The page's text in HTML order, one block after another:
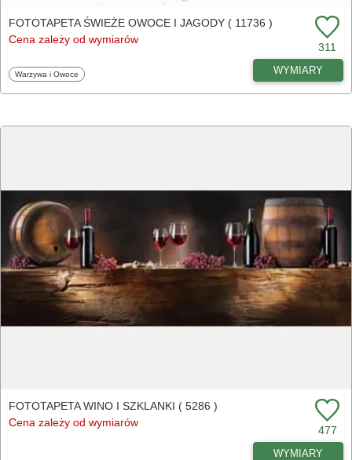
FOTOTAPETA ŚWIEŻE OWOCE I JAGODY ( 11736 )
Cena zależy od wymiarów
311
Fototapety
Warzywa i Owoce WYMIARY
FOTOTAPETA WINO I SZKLANKI ( 5286 )
Cena zależy od wymiarów
477
WYMIARY